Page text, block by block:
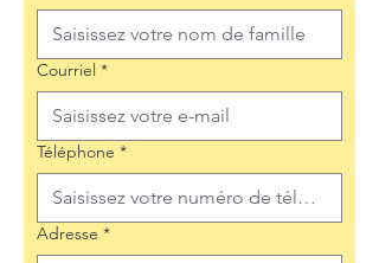
Courriel *
Téléphone *
Adresse *